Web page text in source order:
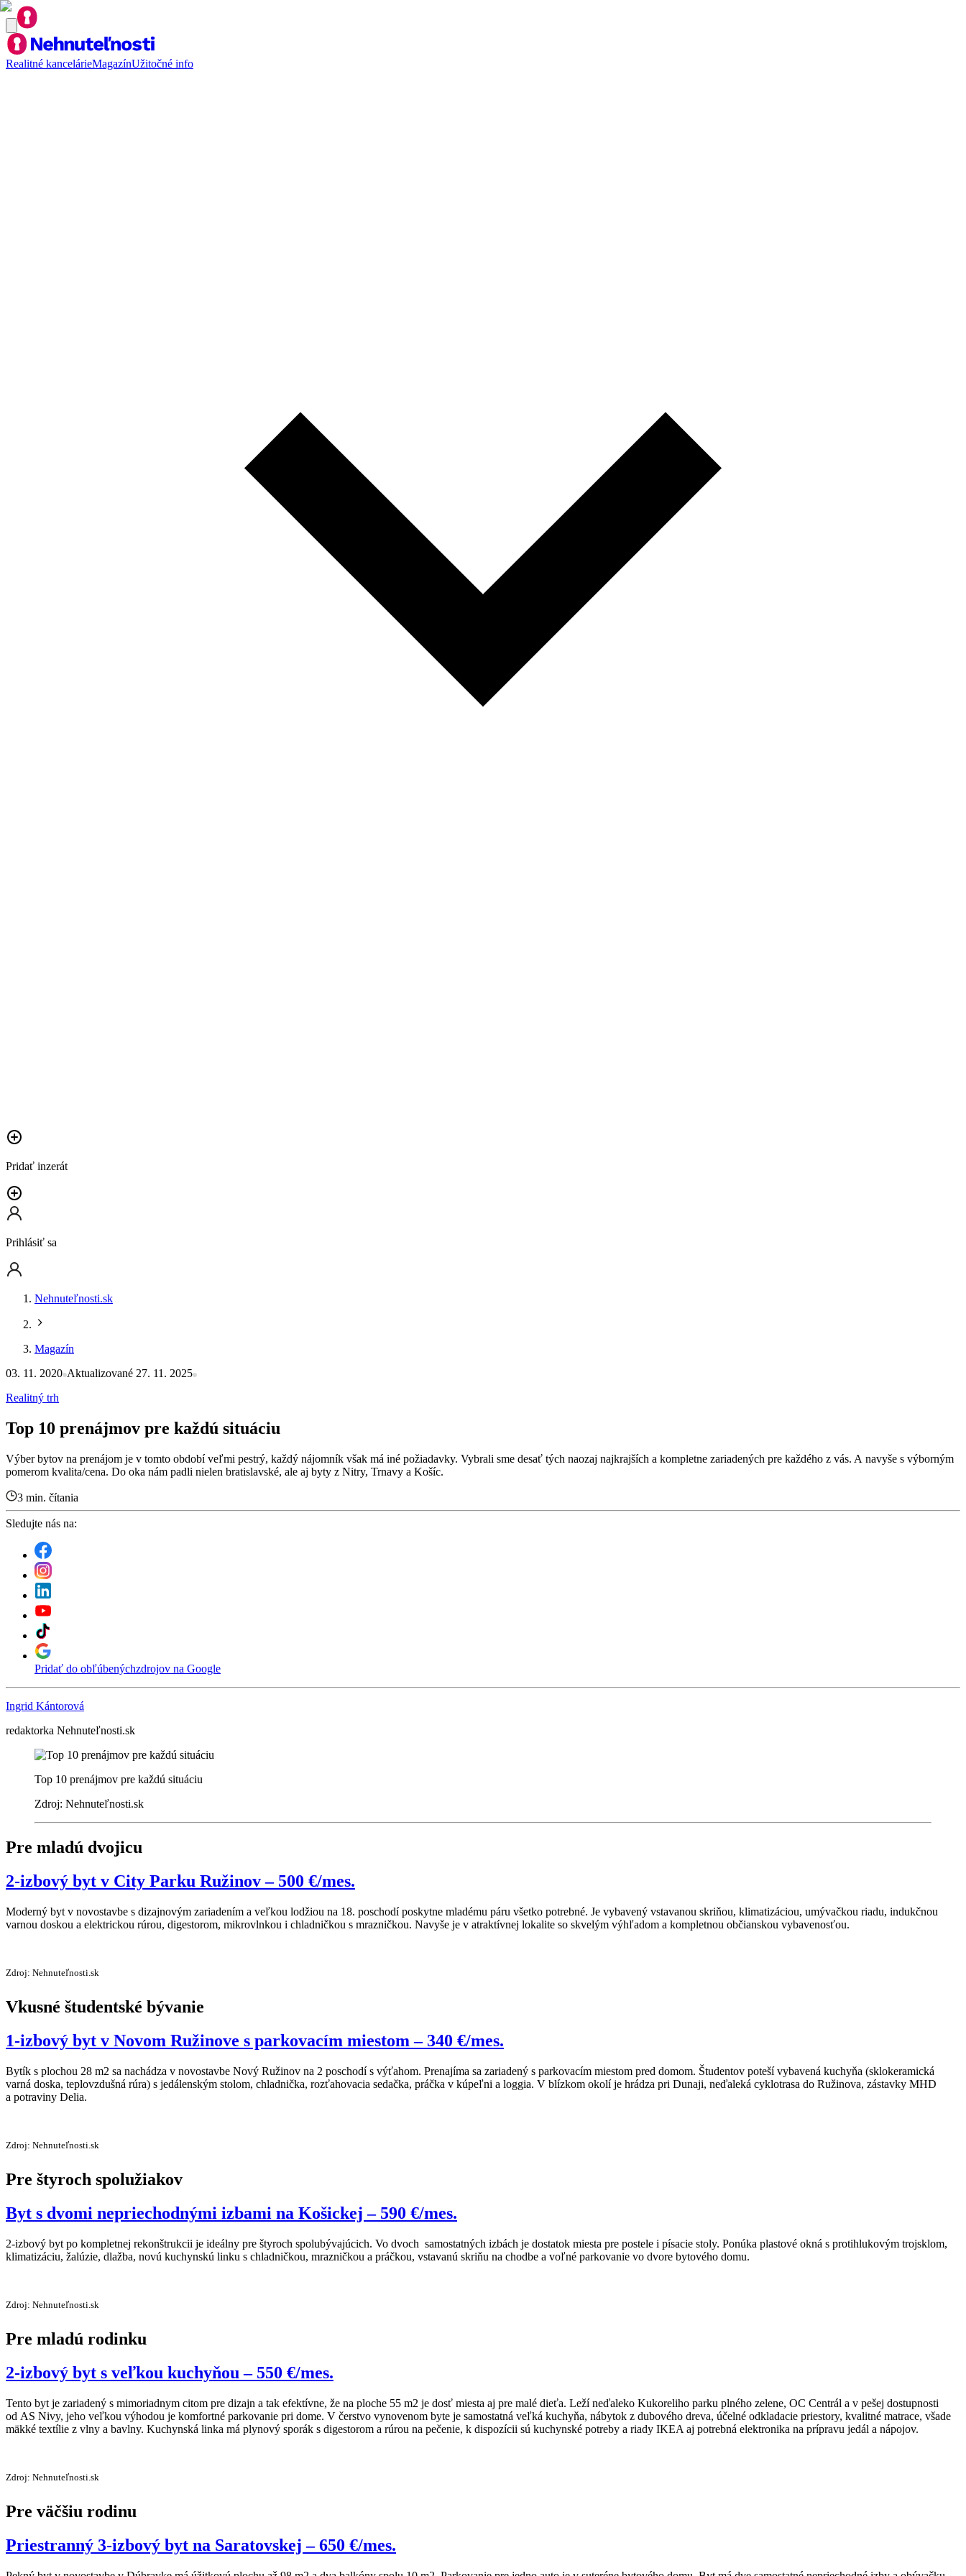
Realitné kancelárieMagazínUžitočné info
Pridať inzerát
Prihlásiť sa
Nehnuteľnosti.sk
Magazín
03. 11. 2020 Aktualizované 27. 11. 2025
Realitný trh
Top 10 prenájmov pre každú situáciu
Výber bytov na prenájom je v tomto období veľmi pestrý, každý nájomník však má iné požiadavky. Vybrali sme desať tých naozaj najkrajších a kompletne zariadených pre každého z vás. A navyše s výborným
pomerom kvalita/cena. Do oka nám padli nielen bratislavské, ale aj byty z Nitry, Trnavy a Košíc.
3 min. čítania
Sledujte nás na:
Pridať do obľúbenýchzdrojov na Google
Ingrid Kántorová
redaktorka Nehnuteľnosti.sk
Top 10 prenájmov pre každú situáciu
Zdroj: Nehnuteľnosti.sk
Pre mladú dvojicu
2-izbový byt v City Parku Ružinov – 500 €/mes.
Moderný byt v novostavbe s dizajnovým zariadením a veľkou lodžiou na 18. poschodí poskytne mladému páru všetko potrebné. Je vybavený vstavanou skriňou, klimatizáciou, umývačkou riadu, indukčnou
varnou doskou a elektrickou rúrou, digestorom, mikrovlnkou i chladničkou s mrazničkou. Navyše je v atraktívnej lokalite so skvelým výhľadom a kompletnou občianskou vybavenosťou.
Zdroj: Nehnuteľnosti.sk
Vkusné študentské bývanie
1-izbový byt v Novom Ružinove s parkovacím miestom – 340 €/mes.
Bytík s plochou 28 m2 sa nachádza v novostavbe Nový Ružinov na 2 poschodí s výťahom. Prenajíma sa zariadený s parkovacím miestom pred domom. Študentov poteší vybavená kuchyňa (sklokeramická
varná doska, teplovzdušná rúra) s jedálenským stolom, chladnička, rozťahovacia sedačka, práčka v kúpeľni a loggia. V blízkom okolí je hrádza pri Dunaji, neďaleká cyklotrasa do Ružinova, zástavky MHD
a potraviny Delia.
Zdroj: Nehnuteľnosti.sk
Pre štyroch spolužiakov
Byt s dvomi nepriechodnými izbami na Košickej – 590 €/mes.
2-izbový byt po kompletnej rekonštrukcii je ideálny pre štyroch spolubývajúcich. Vo dvoch samostatných izbách je dostatok miesta pre postele i písacie stoly. Ponúka plastové okná s protihlukovým trojsklom,
klimatizáciu, žalúzie, dlažba, novú kuchynskú linku s chladničkou, mrazničkou a práčkou, vstavanú skriňu na chodbe a voľné parkovanie vo dvore bytového domu.
Zdroj: Nehnuteľnosti.sk
Pre mladú rodinku
2-izbový byt s veľkou kuchyňou – 550 €/mes.
Tento byt je zariadený s mimoriadnym citom pre dizajn a tak efektívne, že na ploche 55 m2 je dosť miesta aj pre malé dieťa. Leží neďaleko Kukoreliho parku plného zelene, OC Centrál a v pešej dostupnosti
od AS Nivy, jeho veľkou výhodou je komfortné parkovanie pri dome. V čerstvo vynovenom byte je samostatná veľká kuchyňa, nábytok z dubového dreva, účelné odkladacie priestory, kvalitné matrace, všade
mäkké textílie z vlny a bavlny. Kuchynská linka má plynový sporák s digestorom a rúrou na pečenie, k dispozícii sú kuchynské potreby a riady IKEA aj potrebná elektronika na prípravu jedál a nápojov.
Zdroj: Nehnuteľnosti.sk
Pre väčšiu rodinu
Priestranný 3-izbový byt na Saratovskej – 650 €/mes.